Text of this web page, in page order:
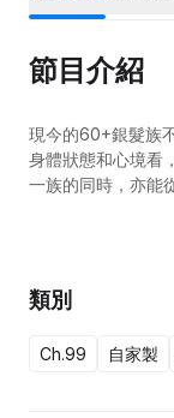
節目介紹
現今的60+銀髮族
身體狀態和心境看
一族的同時，亦能
類別
Ch.99 自家製